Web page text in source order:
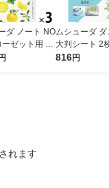
ダ ノート NO
ゼット用 衣
ペパーミン
ムシューダ
大判シート
ニ除け エス
816円
れます